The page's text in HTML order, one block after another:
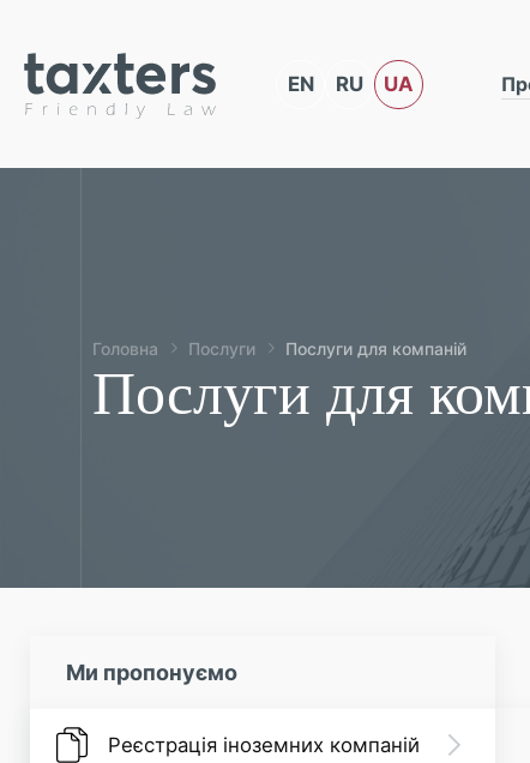
EN RU UA
Головна Послуги Послуги для компаній
Послуги для
Ми пропонуємо
Реєстрація іноземних компаній